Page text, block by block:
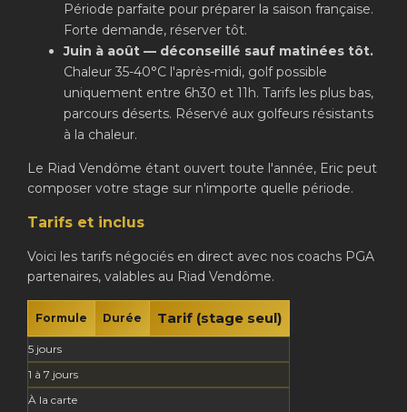
Période parfaite pour préparer la saison française.
Forte demande, réserver tôt.
Juin à août — déconseillé sauf matinées tôt.
Chaleur 35-40°C l'après-midi, golf possible
uniquement entre 6h30 et 11h. Tarifs les plus bas,
parcours déserts. Réservé aux golfeurs résistants
à la chaleur.
Le Riad Vendôme étant ouvert toute l'année, Eric peut
composer votre stage sur n'importe quelle période.
Tarifs et inclus
Voici les tarifs négociés en direct avec nos coachs PGA
partenaires, valables au Riad Vendôme.
Formule Durée Tarif (stage seul)
5 jours
1 à 7 jours
À la carte